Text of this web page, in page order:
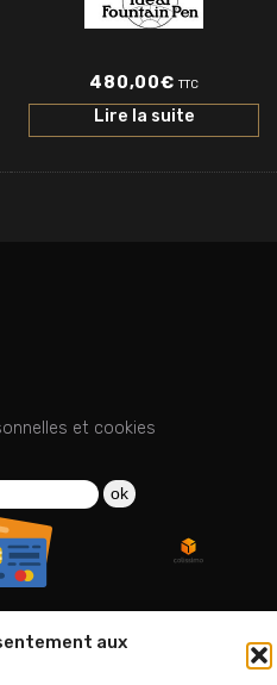
aux
480,00€ TTC
Lire la suite
et cookies
ok
06 24 94 44 05